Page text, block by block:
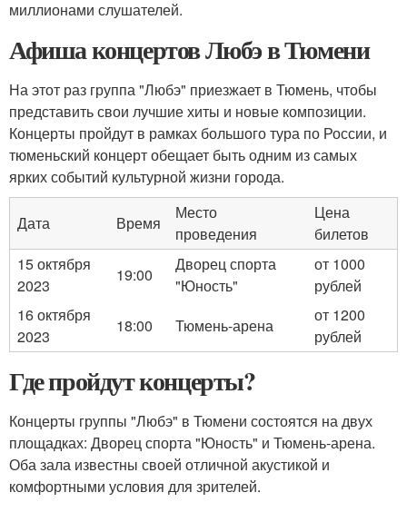
миллионами слушателей.
Афиша концертов Любэ в Тюмени
На этот раз группа "Любэ" приезжает в Тюмень, чтобы
представить свои лучшие хиты и новые композиции.
Концерты пройдут в рамках большого тура по России, и
тюменьский концерт обещает быть одним из самых
ярких событий культурной жизни города.
Дата Время
Место
проведения
Цена
билетов
15 октября
2023
19:00
Дворец спорта
"Юность"
от 1000
рублей
16 октября
2023
18:00 Тюмень-арена
от 1200
рублей
Где пройдут концерты?
Концерты группы "Любэ" в Тюмени состоятся на двух
площадках: Дворец спорта "Юность" и Тюмень-арена.
Оба зала известны своей отличной акустикой и
комфортными условия для зрителей.